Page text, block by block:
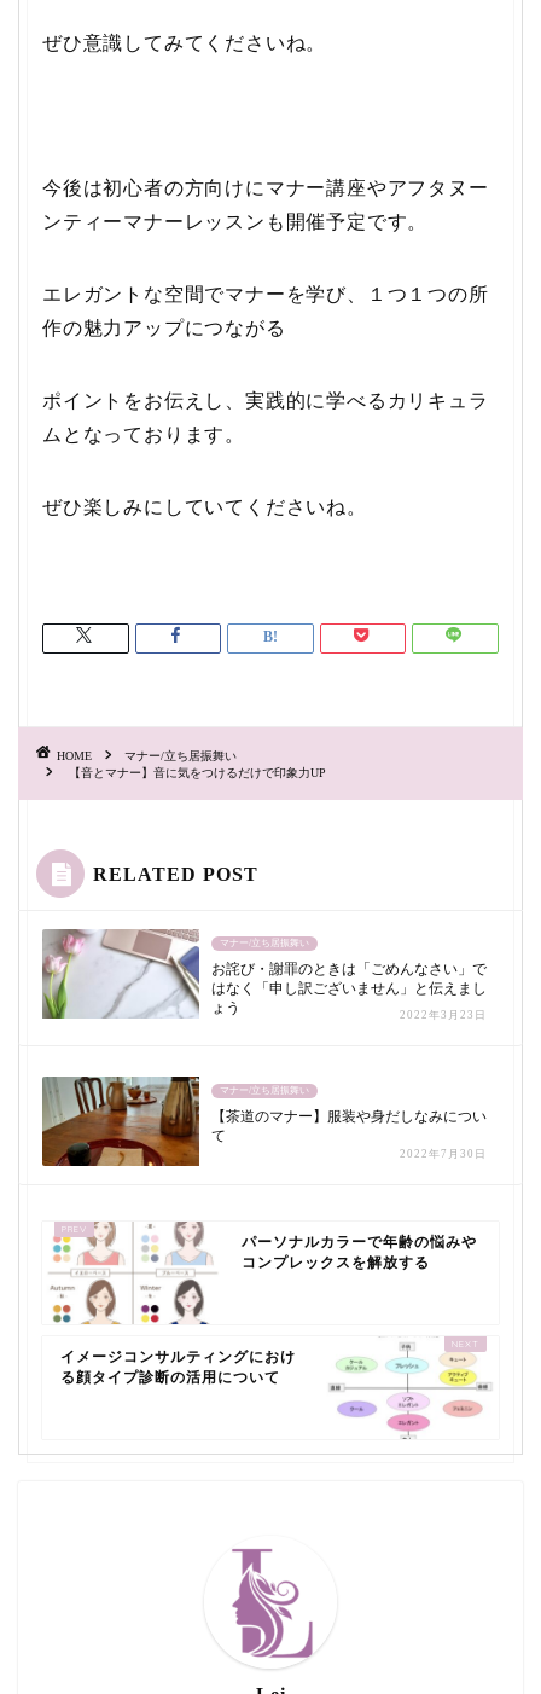
ぜひ意識してみてくださいね。
今後は初心者の方向けにマナー講座やアフタヌー
ンティーマナーレッスンも開催予定です。
エレガントな空間でマナーを学び、１つ１つの所
作の魅力アップにつながる
ポイントをお伝えし、実践的に学べるカリキュラ
ムとなっております。
ぜひ楽しみにしていてくださいね。
HOME
マナー/立ち居振舞い
【音とマナー】音に気をつけるだけで印象力UP
RELATED POST
マナー/立ち居振舞い
お詫び・謝罪のときは「ごめんなさい」で
はなく「申し訳ございません」と伝えまし
ょう
2022年3月23日
マナー/立ち居振舞い
【茶道のマナー】服装や身だしなみについ
て
2022年7月30日
パーソナルカラーで年齢の悩みや
コンプレックスを解放する
イメージコンサルティングにおけ
る顔タイプ診断の活用について